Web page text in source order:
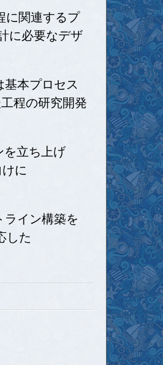
に関連するプ
に必要なデザ
本プロセス
程の研究開発
立ち上げ
に
イン構築を
した